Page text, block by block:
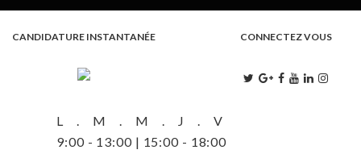
CANDIDATURE INSTANTANÉE CONNECTEZ VOUS
L . M . M . J . V
9:00 - 13:00 | 15:00 - 18:00